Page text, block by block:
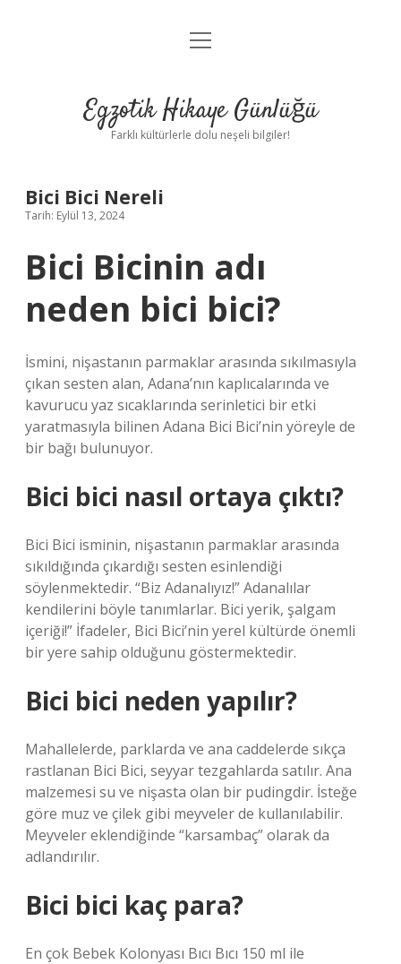
Anasayfa
Yasal Uyarı
menüyü
Egzotik Hikaye Günlüğü
Farklı kültürlerle dolu neşeli bilgiler!
Bici Bici Nereli
Tarih: Eylül 13, 2024
Bici Bicinin adı
neden bici bici?
İsmini, nişastanın parmaklar arasında sıkılmasıyla
çıkan sesten alan, Adana’nın kaplıcalarında ve
kavurucu yaz sıcaklarında serinletici bir etki
yaratmasıyla bilinen Adana Bici Bici’nin yöreyle de
bir bağı bulunuyor.
Bici bici nasıl ortaya çıktı?
Bici Bici isminin, nişastanın parmaklar arasında
sıkıldığında çıkardığı sesten esinlendiği
söylenmektedir. “Biz Adanalıyız!” Adanalılar
kendilerini böyle tanımlarlar. Bici yerik, şalgam
içeriği!” İfadeler, Bici Bici’nin yerel kültürde önemli
bir yere sahip olduğunu göstermektedir.
Bici bici neden yapılır?
Mahallelerde, parklarda ve ana caddelerde sıkça
rastlanan Bici Bici, seyyar tezgahlarda satılır. Ana
malzemesi su ve nişasta olan bir pudingdir. İsteğe
göre muz ve çilek gibi meyveler de kullanılabilir.
Meyveler eklendiğinde “karsambaç” olarak da
adlandırılır.
Bici bici kaç para?
En çok Bebek Kolonyası Bıcı Bıcı 150 ml ile